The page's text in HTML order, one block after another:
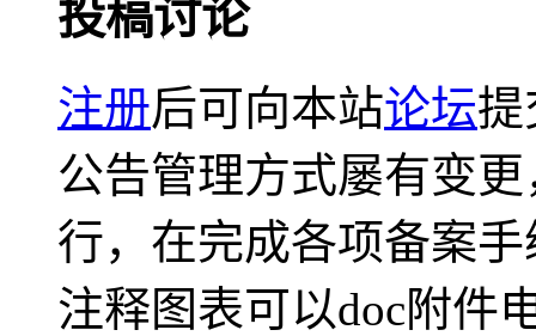
投稿讨论
注册后可向本站论坛提
公告管理方式屡有变
行，在完成各项备案
注释图表可以doc附件